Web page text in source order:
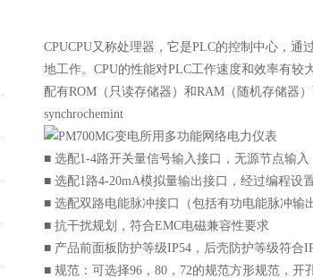
CPUCPU又称处理器，它是PLC的控制中心，
地工作。CPU的性能对PLC工作速度和效率有较
配有ROM（只读存储器）和RAM（随机存储器
synchrochemint
■ 选配1-4路开关量信号输入接口，无源节点输
■ 选配1路4-20mA模拟量输出接口，经过编程设
■ 选配双路电能脉冲接口（包括有功电能脉冲输
■ 抗干扰规划，符合EMC电磁兼容性要求
■ 产品前面板防护等级IP54，后壳防护等级符合
■ 规范：可选择96，80，72的规范方形规范，开